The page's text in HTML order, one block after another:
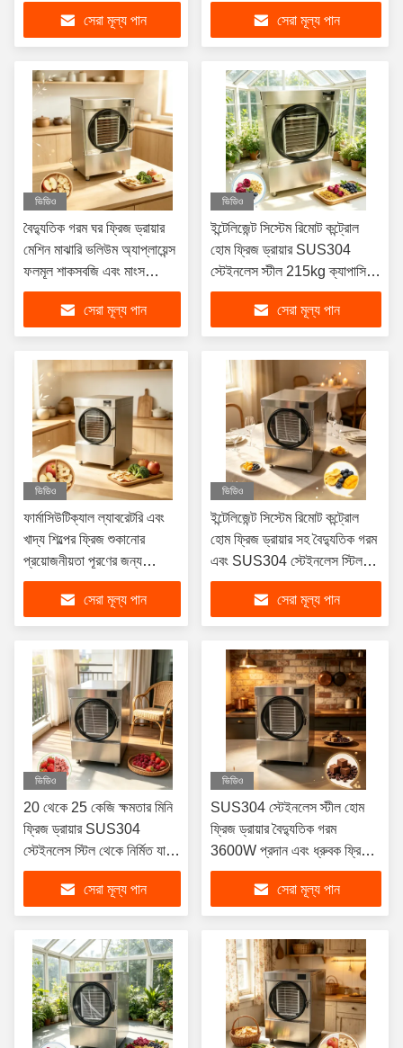
থেকে 30 ঘন্টা ফ্রিজ ড্রাই সাইকেল
এবং সহজ অপারেশনসেরা মূল্য পান
ধারণক্ষমতা বিভিন্ন খাবার ফ্রিজ
শুকানোর জন্য উপযুক্ত
সেরা মূল্য পান
ভিডিও
বৈদ্যুতিক গরম ঘর ফ্রিজ ড্রায়ার
মেশিন মাঝারি ভলিউম অ্যাপ্লায়েন্স
ফলমূল শাকসবজি এবং মাংস
সংরক্ষণের জন্য উপযুক্ত
সেরা মূল্য পান
ভিডিও
ইন্টেলিজেন্ট সিস্টেম রিমোট কন্ট্রোল
হোম ফ্রিজ ড্রায়ার SUS304
স্টেইনলেস স্টীল 215kg ক্যাপাসিটি
বিভিন্ন ধরণের খাবারের জন্য উপযুক্ত
সেরা মূল্য পান
ভিডিও
ফার্মাসিউটিক্যাল ল্যাবরেটরি এবং
খাদ্য শিল্পের ফ্রিজ শুকানোর
প্রয়োজনীয়তা পূরণের জন্য
ডিজাইন করা মাঝারি 3600W
ছোট ফ্রিজ শুকানোর যন্ত্র
সেরা মূল্য পান
ভিডিও
ইন্টেলিজেন্ট সিস্টেম রিমোট কন্ট্রোল
হোম ফ্রিজ ড্রায়ার সহ বৈদ্যুতিক গরম
এবং SUS304 স্টেইনলেস স্টিল
ফ্রিজ শুকানোর জন্য উপযুক্ত
সেরা মূল্য পান
ভিডিও
20 থেকে 25 কেজি ক্ষমতার মিনি
ফ্রিজ ড্রায়ার SUS304
স্টেইনলেস স্টিল থেকে নির্মিত যা
দীর্ঘস্থায়ী কর্মক্ষমতা এবং
নির্ভরযোগ্যতা নিশ্চিত করে
সেরা মূল্য পান
ভিডিও
SUS304 স্টেইনলেস স্টীল হোম
ফ্রিজ ড্রায়ার বৈদ্যুতিক গরম
3600W প্রদান এবং ধ্রুবক ফ্রিজ
শুকানোর ফলাফল প্রদান করার জন্য
ডিজাইন করা
সেরা মূল্য পান